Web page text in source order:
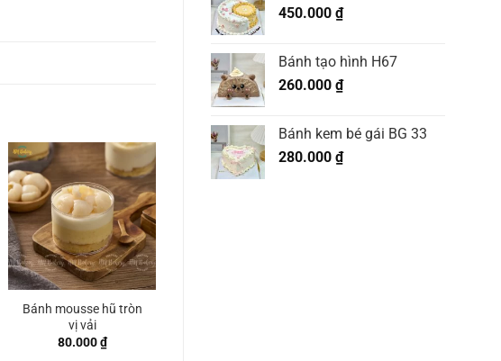
450.000 ₫
Bánh tạo hình H67
260.000 ₫
Bánh kem bé gái BG 33
280.000 ₫
Bánh mousse hũ tròn
vị vải
80.000₫